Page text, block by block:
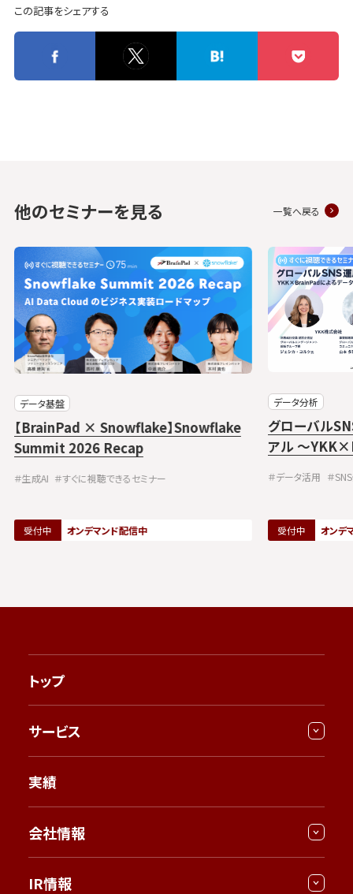
この記事をシェアする
他のセミナーを見る 一覧へ戻る
データ基盤
【BrainPad × Snowflake】Snowflake
Summit 2026 Recap
＃生成AI ＃すぐに視聴できるセミナー
受付中 オンデマンド配信中
データ分析
グローバル
アル ～
＃データ活用 ＃
受付中 オンデ
トップ
サービス
実績
会社情報
IR情報